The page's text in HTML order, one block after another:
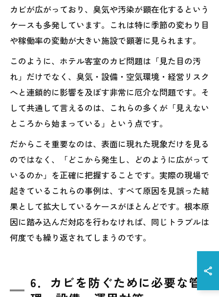
カビが広がっており、臭気や汚染が顕在化するという
ケースも多発しています。これは特に季節の変わり目
や稼働率の変動が大きい施設で顕著に見られます。
このように、ホテル客室のカビ問題は「見た目の汚
れ」だけでなく、臭気・設備・空気環境・経営リスク
へと連鎖的に影響を及ぼす非常に厄介な問題です。そ
して共通して言えるのは、これらの多くが「見えない
ところから始まっている」という点です。
だからこそ重要なのは、表面に現れた現象だけを見る
のではなく、「どこから発生し、どのように広がって
いるのか」を正確に把握することです。実際の現場で
起きているこれらの事例は、すべて原因を見誤った結
果として拡大しているケースがほとんどです。根本原
因に踏み込んだ対応を行わなければ、同じトラブルは
何度でも繰り返されてしまうのです。
6．カビを防ぐために必要な管